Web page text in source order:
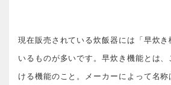
現在販売されている炊飯器には「早炊
いるものが多いです。早炊き機能とは
ける機能のこと。メーカーによって名称